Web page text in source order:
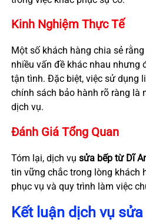
Kinh Nghiệm Thực Tế
Một số khách hàng chia sẻ
nhiều vấn đề khác nhau nhưng
tận tình. Đặc biệt, việc sử dụng
chính sách bảo hành rõ ràng là
dịch vụ.
Đánh Giá Tổng Quan
Tóm lại, dịch vụ sửa bếp từ Dĩ
tin vững chắc trong lòng khách
phục vụ và quy trình làm việc
Kết luận dịch vụ